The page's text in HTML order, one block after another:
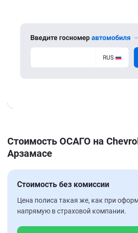
Стоимость ОСАГО на
Арзамасе
Стоимость без комиссии
Цена полиса такая же, как при
напрямую в страховой компании.